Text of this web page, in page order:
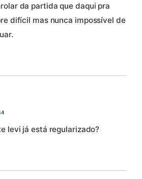
da partida que daqui pra
difícil mas nunca impossível de
levi já está regularizado?